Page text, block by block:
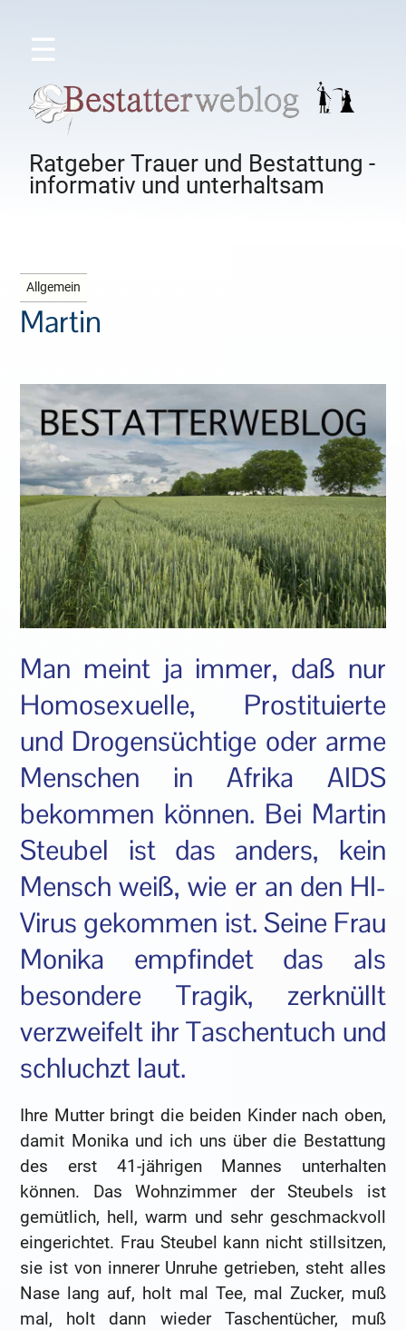
☰
Ratgeber Trauer und Bestattung -
informativ und unterhaltsam
Allgemein
Martin
Man meint ja immer, daß nur
Homosexuelle, Prostituierte
und Drogensüchtige oder arme
Menschen in Afrika AIDS
bekommen können. Bei Martin
Steubel ist das anders, kein
Mensch weiß, wie er an den HI-
Virus gekommen ist. Seine Frau
Monika empfindet das als
besondere Tragik, zerknüllt
verzweifelt ihr Taschentuch und
schluchzt laut.
Ihre Mutter bringt die beiden Kinder nach oben,
damit Monika und ich uns über die Bestattung
des erst 41-jährigen Mannes unterhalten
können. Das Wohnzimmer der Steubels ist
gemütlich, hell, warm und sehr geschmackvoll
eingerichtet. Frau Steubel kann nicht stillsitzen,
sie ist von innerer Unruhe getrieben, steht alles
Nase lang auf, holt mal Tee, mal Zucker, muß
mal, holt dann wieder Taschentücher, muß